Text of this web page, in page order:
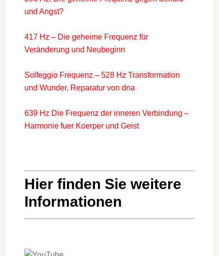
und Angst?
417 Hz – Die geheime Frequenz für
Veränderung und Neubeginn
Solfeggio Frequenz – 528 Hz Transformation
und Wunder, Reparatur von dna
639 Hz Die Frequenz der inneren Verbindung –
Harmonie fuer Koerper und Geist
Hier finden Sie weitere
Informationen